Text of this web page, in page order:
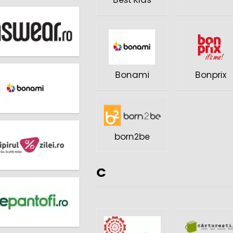
Bonami Bonprix
born2be
C